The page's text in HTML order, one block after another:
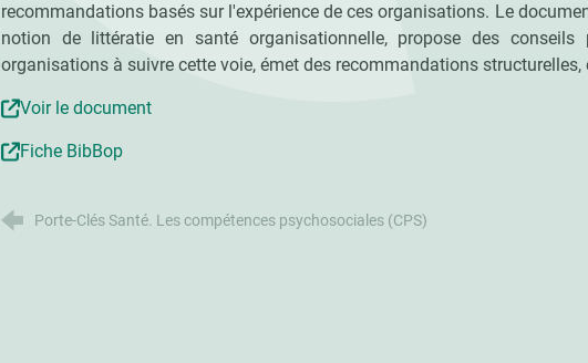
recommandations basés sur l'expérience de ces organisations. Le
notion de littératie en santé organisationnelle, propose des conseils
organisations à suivre cette voie, émet des recommandations
Voir le document
Fiche BibBop
Porte-Clés Santé. Les compétences psychosociales (CPS)